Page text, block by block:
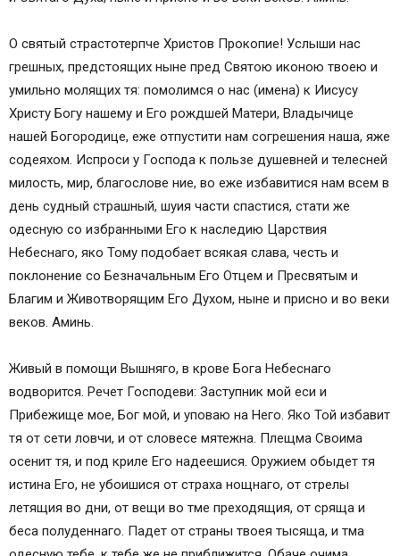
О святый страстотерпче Христов Прокопие! Услыши нас
грешных, предстоящих ныне пред Святою иконою твоею и
умильно молящих тя: помолимся о нас (имена) к Иисусу
Христу Богу нашему и Его рождшей Матери, Владычице
нашей Богородице, еже отпустити нам согрешения наша, яже
содеяхом. Испроси у Господа к пользе душевней и телесней
милость, мир, благослове ние, во еже избавитися нам всем в
день судный страшный, шуия части спастися, стати же
одесную со избранными Его к наследию Царствия
Небеснаго, яко Тому подобает всякая слава, честь и
поклонение со Безначальным Его Отцем и Пресвятым и
Благим и Животворящим Его Духом, ныне и присно и во веки
веков. Аминь.
Живый в помощи Вышняго, в крове Бога Небеснаго
водворится. Речет Господеви: Заступник мой еси и
Прибежище мое, Бог мой, и уповаю на Него. Яко Той избавит
тя от сети ловчи, и от словесе мятежна. Плещма Своима
осенит тя, и под криле Его надеешися. Оружием обыдет тя
истина Его, не убоишися от страха нощнаго, от стрелы
летящия во дни, от вещи во тме преходящия, от сряща и
беса полуденнаго. Падет от страны твоея тысяща, и тма